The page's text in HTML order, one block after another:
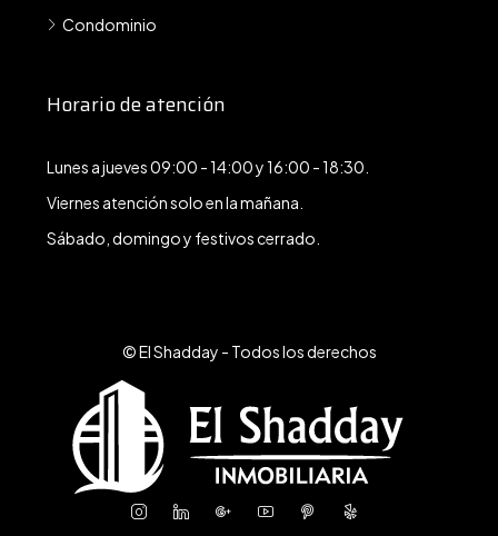
Condominio
Horario de atención
Lunes a jueves 09:00 - 14:00 y 16:00 - 18:30.
Viernes atención solo en la mañana.
Sábado, domingo y festivos cerrado.
© El Shadday - Todos los derechos